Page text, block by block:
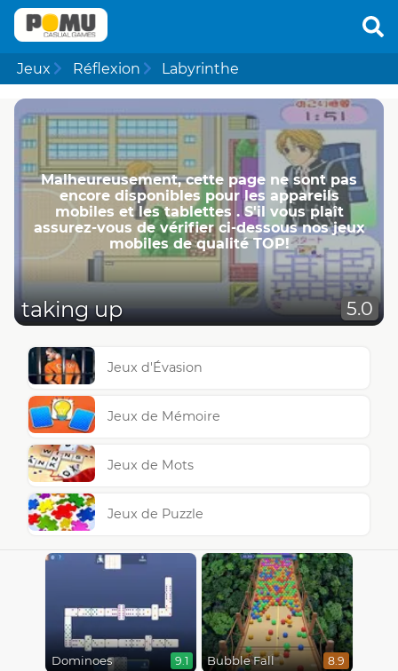
Jeux Réflexion Labyrinthe
Malheureusement, cette page ne ​​sont pas
encore disponibles pour les appareils
mobiles et les tablettes . S'il vous plaît
assurez-vous de vérifier ci-dessous nos jeux
mobiles de qualité TOP!
taking up 5.0
Jeux d'Évasion
Jeux de Mémoire
Jeux de Mots
Jeux de Puzzle
Dominoes 9.1 Bubble Fall 8.9